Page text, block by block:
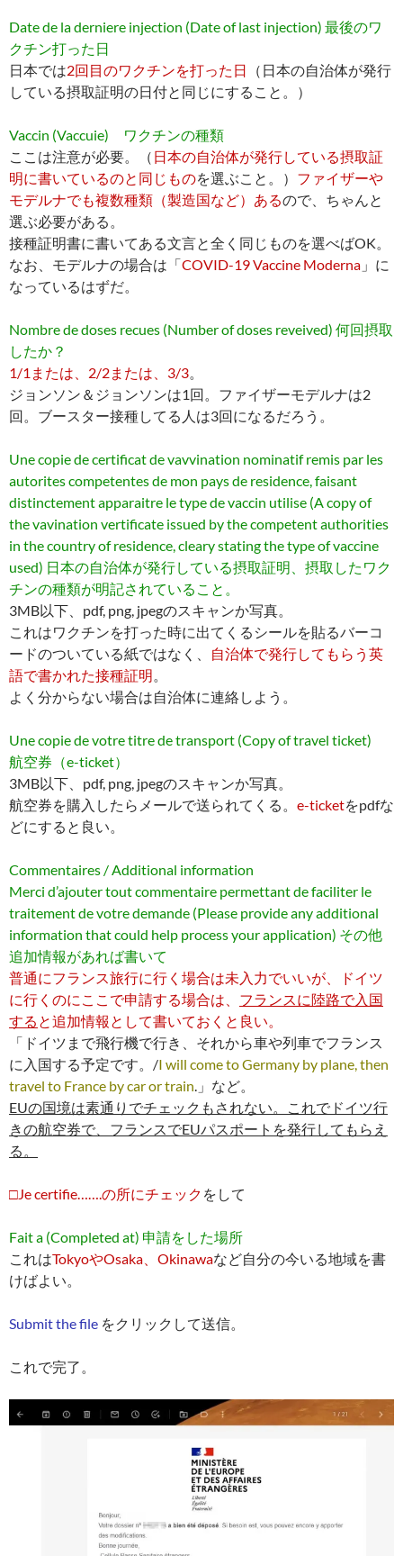
Date de la derniere injection (Date of last injection) 最後のワ
クチン打った日
日本では2回目のワクチンを打った日
（日本の自治体が発行
している摂取証明の日付と同じにすること。）
Vaccin (Vaccuie) ワクチンの種類
ここは注意が必要。（ 日本の自治体が発行している摂取証
明に書いているのと同じものを選ぶこと。） ファイザーや
モデルナでも複数種類（製造国など）あるので、ちゃんと
選ぶ必要がある。
接種証明書に書いてある文言と全く同じものを選べばOK。
なお、モデルナの場合は「COVID-19 Vaccine Moderna 」に
なっているはずだ。
Nombre de doses recues (Number of doses reveived) 何回摂取
したか？
1/1または、2/2または、3/3。
ジョンソン＆ジョンソンは1回。ファイザーモデルナは2
回。ブースター接種してる人は3回になるだろう。
Une copie de certificat de vavvination nominatif remis par les
autorites competentes de mon pays de residence, faisant
distinctement apparaitre le type de vaccin utilise (A copy of
the vavination vertificate issued by the competent authorities
in the country of residence, cleary stating the type of vaccine
used) 日本の自治体が発行している摂取証明、摂取したワク
チンの種類が明記されていること。
3MB以下、pdf, png, jpegのスキャンか写真。
これはワクチンを打った時に出てくるシールを貼るバーコ
ードのついている紙ではなく、
自治体で発行してもらう英
語で書かれた接種証明。
よく分からない場合は自治体に連絡しよう。
Une copie de votre titre de transport (Copy of travel ticket)
航空券（e-ticket）
3MB以下、pdf, png, jpegのスキャンか写真。
航空券を購入したらメールで送られてくる。 e-ticketをpdfな
どにすると良い。
Commentaires / Additional information
Merci d’ajouter tout commentaire permettant de faciliter le
traitement de votre demande (Please provide any additional
information that could help process your application) その他
追加情報があれば書いて
普通にフランス旅行に行く場合は未入力でいいが、ドイツ
に行くのにここで申請する場合は、 フランスに陸路で入国
する と追加情報として書いておくと良い。
「ドイツまで飛行機で行き、それから車や列車でフランス
に入国する予定です。/I will come to Germany by plane, then
travel to France by car or train.」など。
EUの国境は素通りでチェックもされない。これでドイツ行
きの航空券で、フランスでEUパスポートを発行してもらえ
る。
□Je certifie…….の所にチェック をして
Fait a (Completed at) 申請をした場所
これはTokyoやOsaka、Okinawaなど自分の今いる地域を書
けばよい。
Submit the file をクリックして送信。
これで完了。